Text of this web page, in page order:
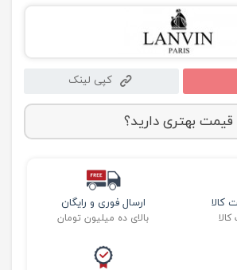
کپی لینک
قیمت بهتری دارید؟
ارسال فوری و رایگان
بالای ده میلیون تومان
کالا